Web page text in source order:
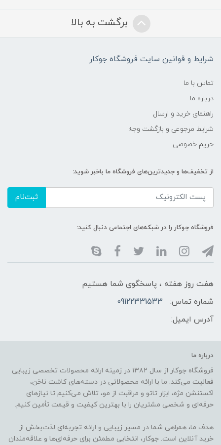
برگشت به بالا
شرایط و قوانین سایت فروشگاه جوکار
تماس با ما
درباره ما
راهنمای خرید و ارسال
شرایط مرجوعی و بازگشت وجه
حریم خصوصی
از تخفیف‌ها و جدیدترین‌های فروشگاه ما باخبر شوید:
ثبت‌نام
فروشگاه جوکار را در شبکه‌های اجتماعی دنبال کنید:
هفت روز هفته ، پاسخگوی شما هستیم
شماره تماس:
09122331533
آدرس ایمیل:
درباره ما
فروشگاه جوکار از سال ۱۳۸۲ در زمینه ارائه محصولات تخصصی زیبایی
فعالیت می‌کند. ما با ارائه محصولاتی در دسته‌های کاشت ناخن،
اکستنشن مژه، ابزار تاتو و مراقبت از مو، تلاش می‌کنیم تا نیازهای
حرفه‌ای و شخصی مشتریان را با بهترین کیفیت و قیمت تأمین کنیم.
هدف ما، همراهی شما در مسیر زیبایی و ارائه تجربه‌ای لذت‌بخش از
خرید آنلاین است. جوکار، انتخابی مطمئن برای حرفه‌ای‌ها و علاقه‌مندان